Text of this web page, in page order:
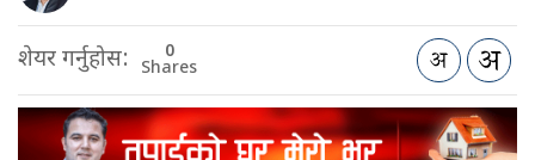
शेयर गर्नुहोस: 0
Shares